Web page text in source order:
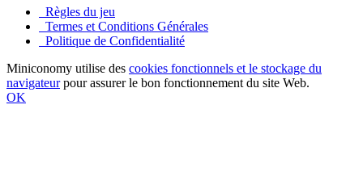
Règles du jeu
Termes et Conditions Générales
Politique de Confidentialité
Miniconomy utilise des cookies fonctionnels et le stockage du
navigateurpour assurer le bon fonctionnement du site Web.
OK